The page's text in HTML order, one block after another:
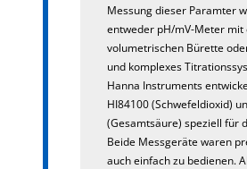
Messung dieser Paramter
entweder pH/mV-Meter mit
volumetrischen Bürette
und komplexes
Hanna Instruments
HI84100 (Schwefeldioxid)
(Gesamtsäure) speziell für
Beide Messgeräte waren
auch einfach zu bedienen.